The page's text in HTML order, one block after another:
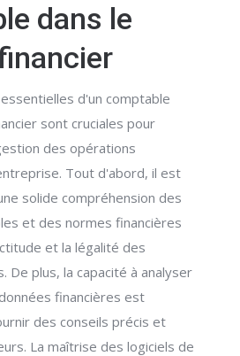
dans le
d'un comptable
sont cruciales pour
des opérations
Tout d'abord, il est
solide compréhension des
et des normes financières
et la légalité des
De plus, la capacité à analyser
financières est
des conseils précis et
La maîtrise des logiciels de